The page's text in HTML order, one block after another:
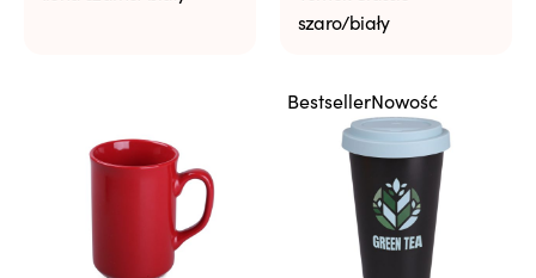
szaro/biały
BestsellerNowość